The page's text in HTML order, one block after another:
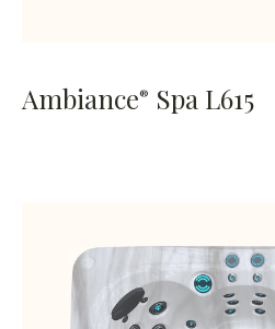
Ambiance® Spa L615